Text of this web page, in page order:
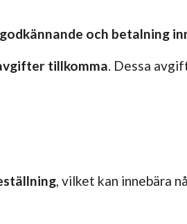
godkännande och betalning
tillkomma. Dessa
, vilket kan innebära